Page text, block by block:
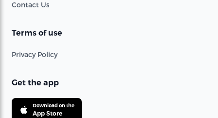
Contact Us
Terms of use
Privacy Policy
Get the app
Download on the
App Store